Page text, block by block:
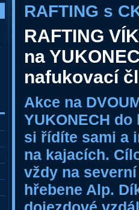
RAFTING s
RAFTING
na
nafukovací
Akce na
YUKONECH
si řídíte sami a
na kajacích.
vždy na
hřebene Alp.